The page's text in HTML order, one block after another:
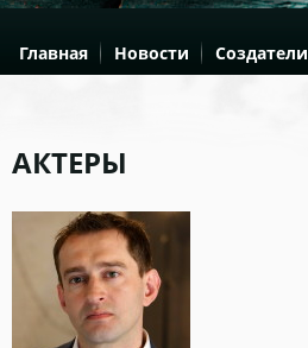
Главная Новости Создатели
АКТЕРЫ